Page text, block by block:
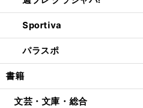
Sportiva
パラスポ
書籍
文芸・文庫・総合